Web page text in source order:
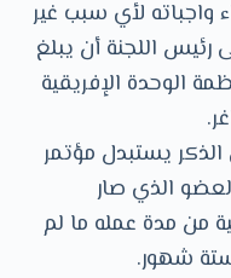
واجباته لأي سبب غير
رئيس اللجنة أن يبلغ
الوحدة الإفريقية
يستبدل مؤتمر
الذي صار
من مدة عمله ما لم
شهور.